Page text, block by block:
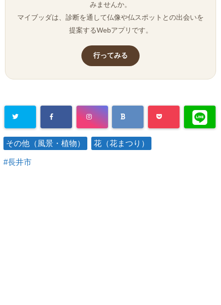
みませんか。
マイブッダは、診断を通して仏像や仏スポットとの出会いを
提案するWebアプリです。
行ってみる
その他（風景・植物） 花（花まつり）
長井市